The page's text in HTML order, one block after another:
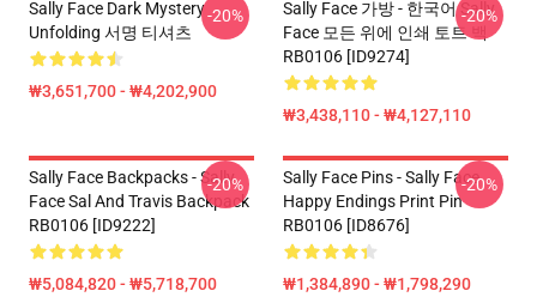
Sally Face Dark Mystery
Unfolding 서명 티셔츠
₩3,651,700 - ₩4,202,900
-20%
Sally Face 가방 - 한국어 Sally
Face 모든 위에 인쇄 토트 백
RB0106 [ID9274]
₩3,438,110 - ₩4,127,110
-20%
Sally Face Backpacks - Sally
Face Sal And Travis Backpack
RB0106 [ID9222]
₩5,084,820 - ₩5,718,700
-20%
Sally Face Pins - Sally Face
Happy Endings Print Pin
RB0106 [ID8676]
₩1,384,890 - ₩1,798,290
-20%